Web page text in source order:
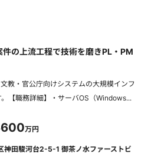
の上流工程で技術を磨きPL・PM
教・官公庁向けシステムの大規模インフ
【職務詳細】・サーバOS（Windows...
600万円
神田駿河台2-5-1 御茶ノ水ファーストビ